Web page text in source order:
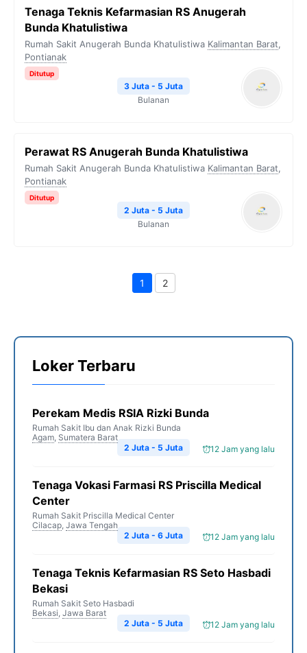
Tenaga Teknis Kefarmasian RS Anugerah
Bunda Khatulistiwa
Rumah Sakit Anugerah Bunda Khatulistiwa Kalimantan Barat,
Pontianak
Ditutup
3 Juta - 5 Juta
Bulanan
Perawat RS Anugerah Bunda Khatulistiwa
Rumah Sakit Anugerah Bunda Khatulistiwa Kalimantan Barat,
Pontianak
Ditutup
2 Juta - 5 Juta
Bulanan
Page
1 2
Loker Terbaru
Perekam Medis RSIA Rizki Bunda
Rumah Sakit Ibu dan Anak Rizki Bunda
Agam, Sumatera Barat
12 Jam yang lalu
2 Juta - 5 Juta
Tenaga Vokasi Farmasi RS Priscilla Medical
Center
Rumah Sakit Priscilla Medical Center
Cilacap, Jawa Tengah
12 Jam yang lalu
2 Juta - 6 Juta
Tenaga Teknis Kefarmasian RS Seto Hasbadi
Bekasi
Rumah Sakit Seto Hasbadi
Bekasi, Jawa Barat
12 Jam yang lalu
2 Juta - 5 Juta